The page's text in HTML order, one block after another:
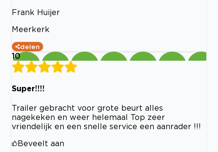
Frank Huijer
Meerkerk
delen
10
Super!!!!
Trailer gebracht voor grote beurt alles
nagekeken en weer helemaal Top zeer
vriendelijk en een snelle service een aanrader !!!
Beveelt aan